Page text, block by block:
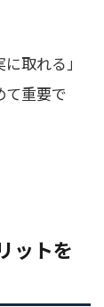
取れる」
て重要で
ットを